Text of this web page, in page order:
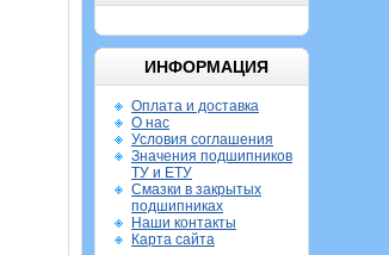
ИНФОРМАЦИЯ
Оплата и доставка
О нас
Условия соглашения
Значения подшипников
ТУ и ЕТУ
Смазки в закрытых
подшипниках
Наши контакты
Карта сайта